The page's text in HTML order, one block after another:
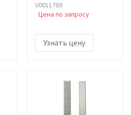
V0011769
Цена по запросу
Узнать цену